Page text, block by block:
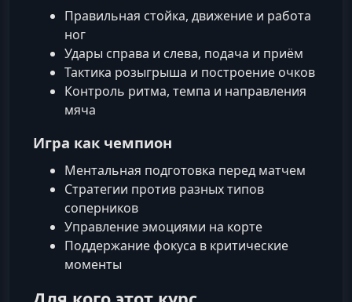
Правильная стойка, движение и работа
ног
Удары справа и слева, подача и приём
Тактика розыгрыша и построение очков
Контроль ритма, темпа и направления
мяча
Игра как чемпион
Ментальная подготовка перед матчем
Стратегии против разных типов
соперников
Управление эмоциями на корте
Поддержание фокуса в критические
моменты